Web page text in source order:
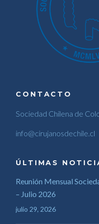
CONTACTO
Sociedad Chilena de
info@cirujanosdechile.cl
ÚLTIMAS
Reunión Mensual
– Julio 2026
julio 29, 2026